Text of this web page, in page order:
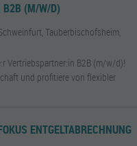
B2B (M/W/D)
Tauberbischofsheim,
Vertriebspartner:in B2B (m/w/d)!
und profitiere von flexibler
ENTGELTABRECHNUNG